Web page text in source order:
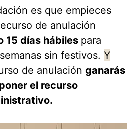
es que empieces
de anulación
15 días hábiles para
sin festivos. Y
de anulación ganarás
el recurso